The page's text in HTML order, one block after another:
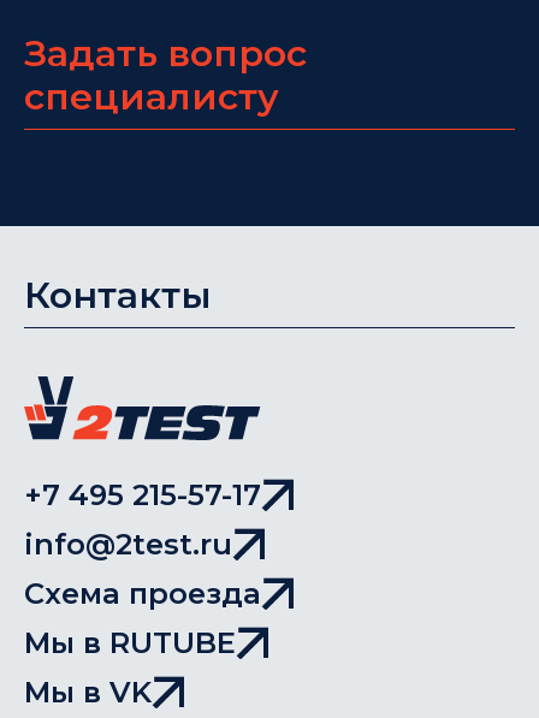
Задать вопрос
специалисту
Контакты
+7 495 215-57-17
info@2test.ru
Схема проезда
Мы в RUTUBE
Мы в VK